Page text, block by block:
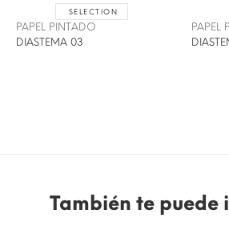
SELECTION
PAPEL PINTADO
DIASTEMA 03
PAPEL
También te puede